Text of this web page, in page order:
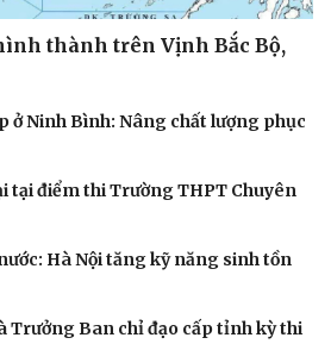
thành trên Vịnh Bắc Bộ,
ở Ninh Bình: Nâng chất lượng phục
tại điểm thi Trường THPT Chuyên
Hà Nội tăng kỹ năng sinh tồn
Trưởng Ban chỉ đạo cấp tỉnh kỳ thi